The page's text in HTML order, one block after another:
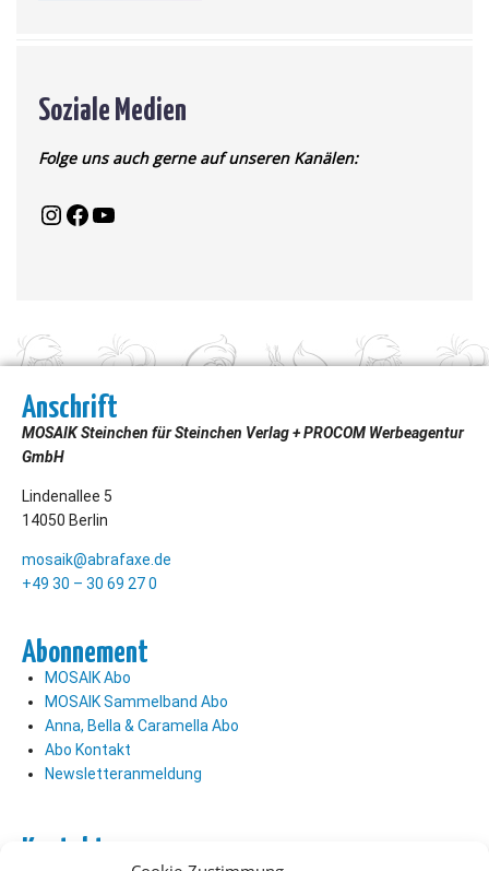
Soziale Medien
Folge uns auch gerne auf unseren Kanälen:
Anschrift
MOSAIK Steinchen für Steinchen Verlag + PROCOM Werbeagentur
GmbH
Lindenallee 5
14050 Berlin
mosaik@abrafaxe.de
+49 30 – 30 69 27 0
Abonnement
MOSAIK Abo
MOSAIK Sammelband Abo
Anna, Bella & Caramella Abo
Abo Kontakt
Newsletteranmeldung
Kontakt